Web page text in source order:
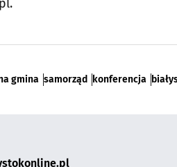
gmina samorząd konferencja